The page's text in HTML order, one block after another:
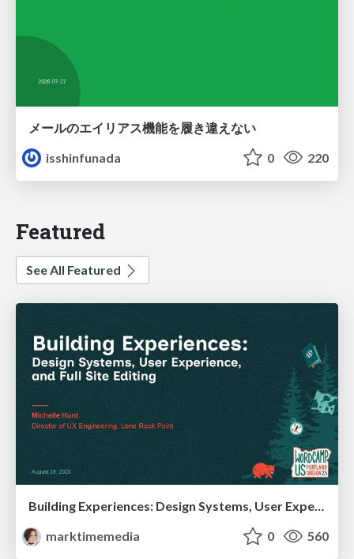
メールのエイリアス機能を履き違えない
isshinfunada
0 220
Featured
See All Featured
Building Experiences: Design Systems, User Experience, and Full Site Editing
marktimemedia
0 560